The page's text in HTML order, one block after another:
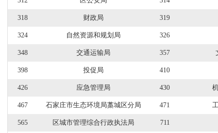
318 财政局 319
324 自然资源和规划局 326
348 交通运输局 357
398 投促局 410
426 应急管理局 430
467 石家庄市生态环境局藁城区分局 471
565 区城市管理综合行政执法局 711